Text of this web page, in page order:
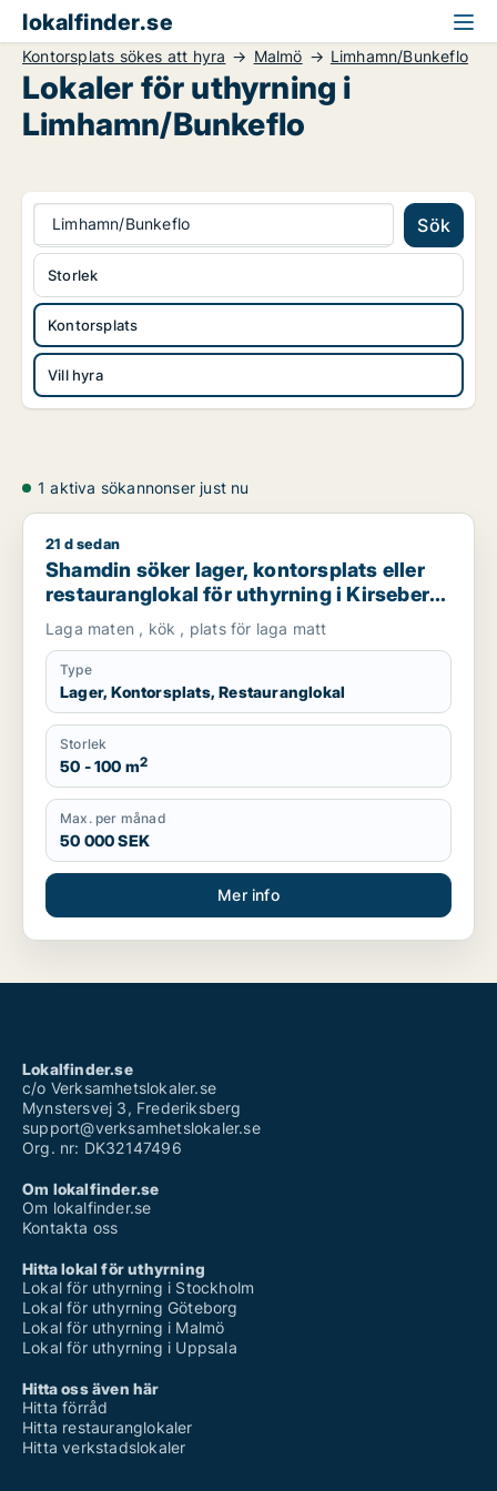
lokalfinder.se
Kontorsplats sökes att hyra Malmö Limhamn/Bunkeflo
Lokaler för uthyrning i
Limhamn/Bunkeflo
Limhamn/Bunkeflo Sök
Kontorsplats
Vill hyra
Storlek
1 aktiva sökannonser just nu
Shamdin söker lager, kontorsplats eller restauranglokal för
21 d sedan
Shamdin söker lager, kontorsplats eller
restauranglokal för uthyrning i Kirseberg,
Husie eller Fosie m.fl.
Laga maten , kök , plats för laga matt
Type
Lager, Kontorsplats, Restauranglokal
Storlek
50 - 100 m2
Max. per månad
50 000 SEK
Mer info
Lokalfinder.se
c/o Verksamhetslokaler.se
Mynstersvej 3, Frederiksberg
support@verksamhetslokaler.se
Org. nr: DK32147496
Om lokalfinder.se
Om lokalfinder.se
Kontakta oss
Hitta lokal för uthyrning
Lokal för uthyrning i Stockholm
Lokal för uthyrning Göteborg
Lokal för uthyrning i Malmö
Lokal för uthyrning i Uppsala
Hitta oss även här
Hitta förråd
Hitta restauranglokaler
Hitta verkstadslokaler